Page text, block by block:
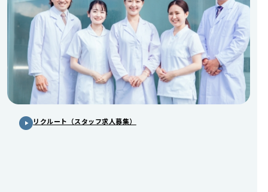
リクルート（スタッフ求人募集）